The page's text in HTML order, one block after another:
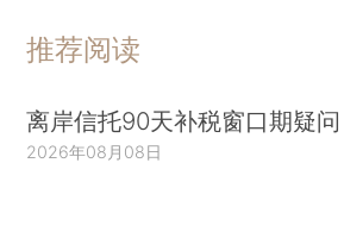
推荐阅读
离岸信托90天补税窗口期疑问
2026年08月08日